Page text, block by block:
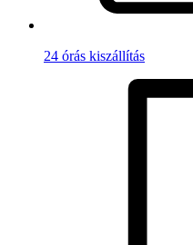
24 órás kiszállítás